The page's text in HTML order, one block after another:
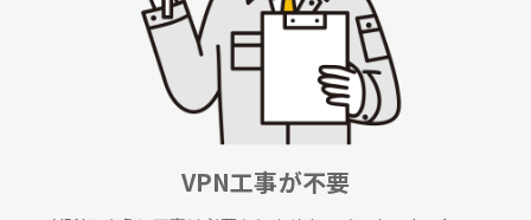
VPN工事が不要